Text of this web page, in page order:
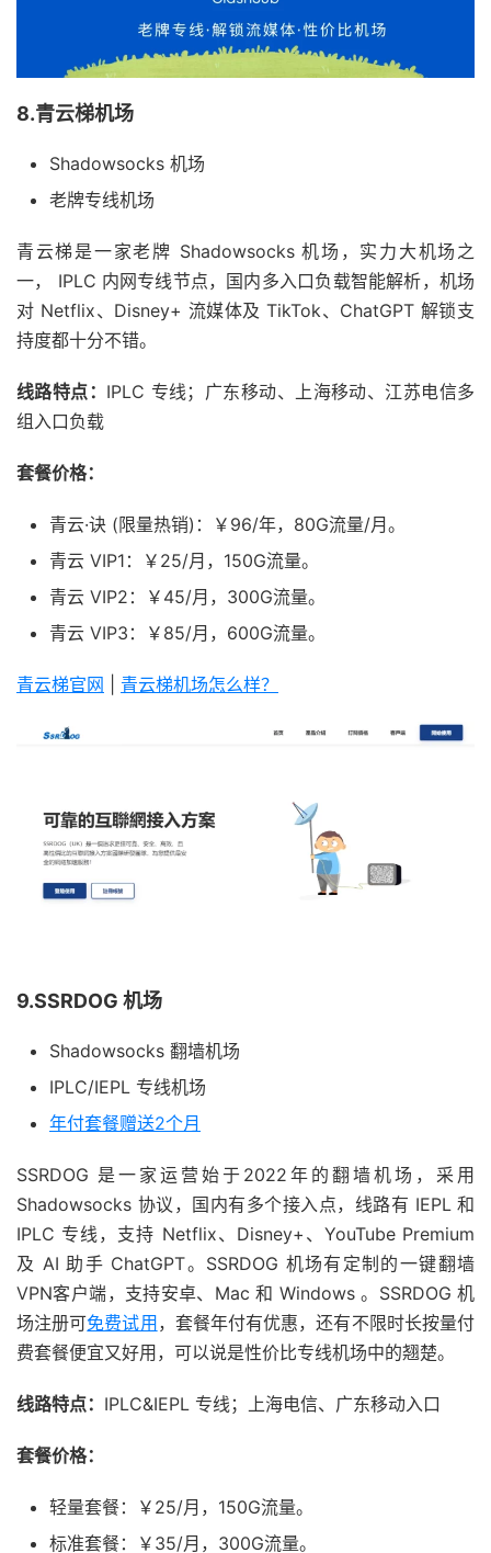
8.青云梯机场
Shadowsocks 机场
老牌专线机场
青云梯是一家老牌 Shadowsocks 机场，实力大机场之
一， IPLC 内网专线节点，国内多入口负载智能解析，机场
对 Netflix、Disney+ 流媒体及 TikTok、ChatGPT 解锁支
持度都十分不错。
线路特点： IPLC 专线；广东移动、上海移动、江苏电信多
组入口负载
套餐价格：
青云·诀 (限量热销)：￥96/年，80G流量/月。
青云 VIP1：￥25/月，150G流量。
青云 VIP2：￥45/月，300G流量。
青云 VIP3：￥85/月，600G流量。
青云梯官网 青云梯机场怎么样？
9.SSRDOG 机场
Shadowsocks 翻墙机场
IPLC/IEPL 专线机场
年付套餐赠送2个月
SSRDOG 是一家运营始于2022年的翻墙机场，采用
Shadowsocks 协议，国内有多个接入点，线路有 IEPL 和
IPLC 专线，支持 Netflix、Disney+、YouTube Premium
及 AI 助手 ChatGPT。SSRDOG 机场有定制的一键翻墙
VPN客户端，支持安卓、Mac 和 Windows 。SSRDOG 机
场注册可免费试用，套餐年付有优惠，还有不限时长按量付
费套餐便宜又好用，可以说是性价比专线机场中的翘楚。
线路特点： IPLC&IEPL 专线；上海电信、广东移动入口
套餐价格：
轻量套餐：￥25/月，150G流量。
标准套餐：￥35/月，300G流量。